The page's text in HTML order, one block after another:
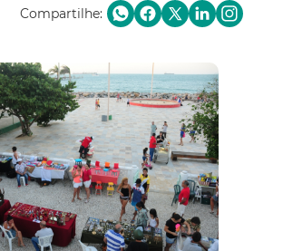
Compartilhe: